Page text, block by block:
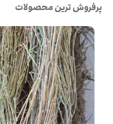
پرفروش ترین محصولات